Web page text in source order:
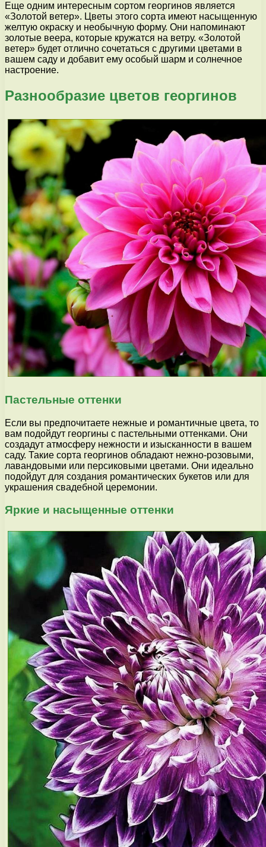
Еще одним интересным сортом георгинов является
«Золотой ветер». Цветы этого сорта имеют насыщенную
желтую окраску и необычную форму. Они напоминают
золотые веера, которые кружатся на ветру. «Золотой
ветер» будет отлично сочетаться с другими цветами в
вашем саду и добавит ему особый шарм и солнечное
настроение.
Разнообразие цветов георгинов
Пастельные оттенки
Если вы предпочитаете нежные и романтичные цвета, то
вам подойдут георгины с пастельными оттенками. Они
создадут атмосферу нежности и изысканности в вашем
саду. Такие сорта георгинов обладают нежно-розовыми,
лавандовыми или персиковыми цветами. Они идеально
подойдут для создания романтических букетов или для
украшения свадебной церемонии.
Яркие и насыщенные оттенки